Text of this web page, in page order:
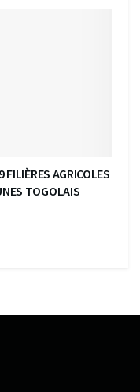
AGRICOLES
TOGOLAIS